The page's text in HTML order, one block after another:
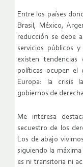
Entre los países
Brasil, México,
reducción se debe
servicios públicos
existen
políticas ocupen el
Europa: la crisis
gobiernos de
Me interesa
secuestro de los
Los de abajo
siguiendo la
es ni transitoria ni